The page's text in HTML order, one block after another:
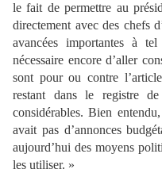
le fait de permettre au
directement avec des chefs
avancées importantes à
nécessaire encore d’aller
sont pour ou contre
restant dans le registre
considérables. Bien
avait pas d’annonces
aujourd’hui des moyens
les utiliser. »